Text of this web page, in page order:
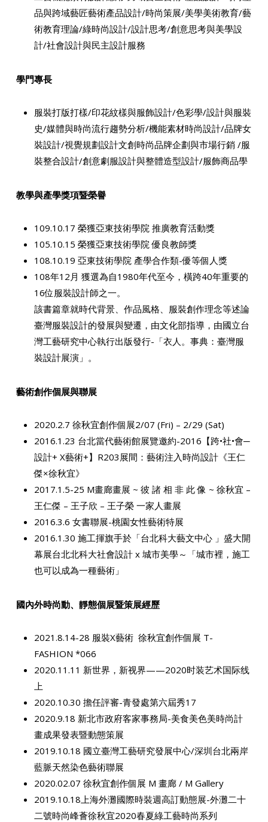
品與跨域藝匠藝術產品設計/時尚策展/美學美術教育/藝
術教育理論/綠時尚設計/設計思考/創意思考與美學設
計/社會設計與民主設計服務
學門專長
服裝打版打樣/印花紋樣與服飾設計/色彩學/設計與服裝
史/媒體與時尚流行趨勢分析/機能素材時尚設計/品牌女
裝設計/視覺規劃設計文創時尚品牌企劃與市場行銷 /服
裝整合設計/創意劇服設計與整體造型設計/服飾商品學
教學與產學獎項暨榮譽
109.10.17 榮獲亞東技術學院 推廣教育活動獎
105.10.15 榮獲亞東技術學院 優良教師獎
108.10.19 亞東技術學院 產學合作類-優等個人獎
108年12月 獲選為自1980年代至今，橫跨40年重要的
16位服裝設計師之一。
該書篇章就時代背景、作品風格、服裝創作理念等述論
臺灣服裝設計的發展與變遷，由文化部指導，由國立台
灣工藝研究中心執行出版發行-「衣人。事典：臺灣服
裝設計展演」。
藝術創作個展與聯展
2020.2.7 徐秋宜創作個展2/07 (Fri) – 2/29 (Sat)
2016.1.23 台北當代藝術館展覽邀約-2016【跨•社•會─
設計+ X藝術+】R203展間：藝術注入時尚設計《王仁
傑×徐秋宜》
2017.1.5-25 M畫廊畫展 ~ 彼 諸 相 非 此 像 ~ 徐秋宜 –
王仁傑 – 王子欣 – 王子榮 一家人畫展
2016.3.6 女書聯展-桃園女性藝術特展
2016.1.30 施工揮旗手於「台北科大藝文中心 」盛大開
幕展台北北科大社會設計 x 城市美學～「城市裡，施工
也可以成為一種藝術」
國內外時尚動、靜態個展暨策展經歷
2021.8.14-28 服裝X藝術 徐秋宜創作個展 T-
FASHION *066
2020.11.11 新世界，新视界——2020时装艺术国际线
上
2020.10.30 擔任評審-青發處第六屆秀17
2020.9.18 新北市政府客家事務局-美食美色美時尚計
畫成果發表暨動態策展
2019.10.18 國立臺灣工藝研究發展中心/深圳台北兩岸
藍脈天然染色藝術聯展
2020.02.07 徐秋宜創作個展 M 畫廊 / M Gallery
2019.10.18上海外灘國際時裝週高訂動態展-外灘二十
二號時尚峰薈徐秋宜2020春夏綠工藝時尚系列